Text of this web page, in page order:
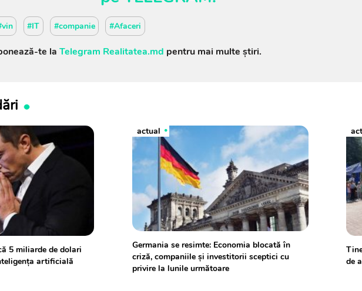
#IT #companie #Afaceri
te la Telegram Realitatea.md pentru mai multe știri.
5 miliarde de dolari
artificială
actual
Germania se resimte: Economia blocată în
criză, companiile și investitorii sceptici cu
privire la lunile următoare
de